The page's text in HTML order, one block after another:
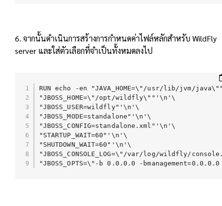
6. จากนั้นดำเนินการสร้างการกำหนดค่าไฟล์หลักสำหรับ WildFly
server และใส่ตัวเลือกที่จำเป็นทั้งหมดลงไป
RUN echo -en "JAVA_HOME=\"/usr/lib/jvm/
"JBOSS_HOME=\"/opt/wildfly\""'\n'\
"JBOSS_USER=wildfly"'\n'\
"JBOSS_MODE=standalone"'\n'\
"JBOSS_CONFIG=standalone.xml"'\n'\
"STARTUP_WAIT=60"'\n'\
"SHUTDOWN_WAIT=60"'\n'\
"JBOSS_CONSOLE_LOG=\"/var/log/wildfly/
"JBOSS_OPTS=\"-b 0.0.0.0 -